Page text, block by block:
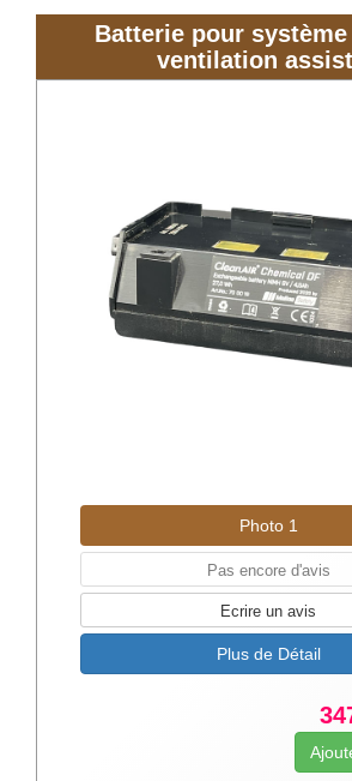
Batterie pour système
ventilation
Photo 1
Pas encore d'avis
Ecrire un avis
Plus de Détail